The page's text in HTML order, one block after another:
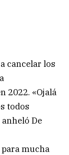
cancelar los
2022. «Ojalá
todos
De
mucha